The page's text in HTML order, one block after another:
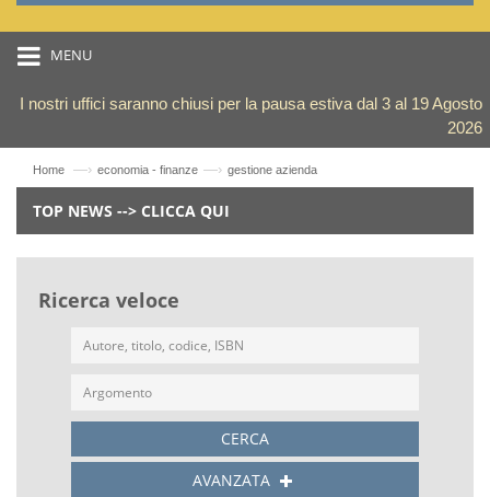
MENU
I nostri uffici saranno chiusi per la pausa estiva dal 3 al 19 Agosto
2026
Home —› economia - finanze —› gestione azienda
TOP NEWS --> CLICCA QUI
Ricerca veloce
CERCA
AVANZATA